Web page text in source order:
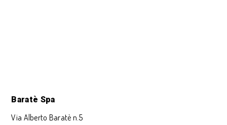
Baratè Spa
Via Alberto Baratè n.5